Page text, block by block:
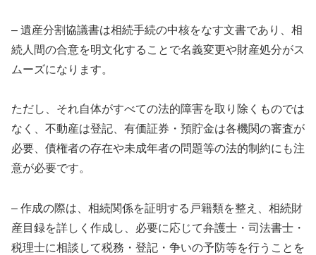
– 遺産分割協議書は相続手続の中核をなす文書であり、相
続人間の合意を明文化することで名義変更や財産処分がス
ムーズになります。
ただし、それ自体がすべての法的障害を取り除くものでは
なく、不動産は登記、有価証券・預貯金は各機関の審査が
必要、債権者の存在や未成年者の問題等の法的制約にも注
意が必要です。
– 作成の際は、相続関係を証明する戸籍類を整え、相続財
産目録を詳しく作成し、必要に応じて弁護士・司法書士・
税理士に相談して税務・登記・争いの予防等を行うことを